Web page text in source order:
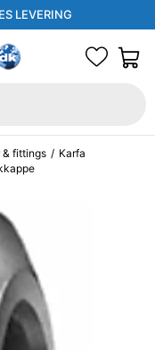
LEVERING
& fittings / Karfa